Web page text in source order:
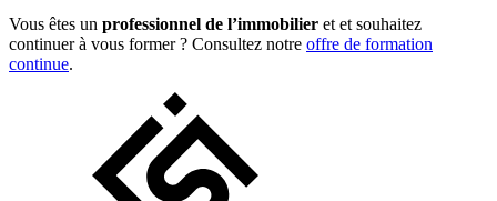
Vous êtes un professionnel de l’immobilier et et souhaitez
continuer à vous former ? Consultez notre offre de formation
continue.